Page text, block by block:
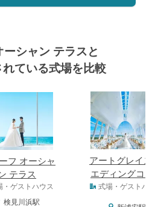
ーシャン テラスと
ている式場を比較
フ オーシャ
テラス
アートグレイス
エディングコ
ト
・ゲストハウス 式場・ゲストハ
検見川浜駅